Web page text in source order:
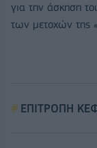
για την άσκηση
των μετοχών της
ΕΠΙΤΡΟΠΗ